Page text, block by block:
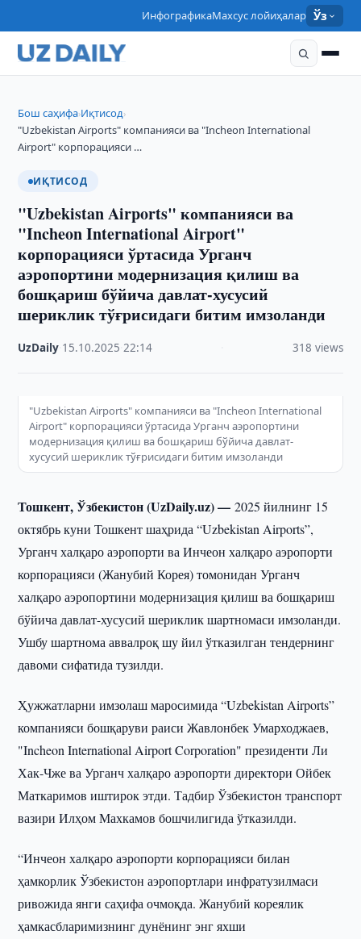
ИнфографикаМахсус лойиҳалар Ўз
Бош саҳифа›Иқтисод›
"Uzbekistan Airports" компанияси ва "Incheon International
Airport" корпорацияси …
ИҚТИСОД
"Uzbekistan Airports" компанияси ва
"Incheon International Airport"
корпорацияси ўртасида Урганч
аэропортини модернизация қилиш ва
бошқариш бўйича давлат-хусусий
шериклик тўғрисидаги битим имзоланди
UzDaily 15.10.2025 ·22:14 318 views
"Uzbekistan Airports" компанияси ва "Incheon International
Airport" корпорацияси ўртасида Урганч аэропортини
модернизация қилиш ва бошқариш бўйича давлат-
хусусий шериклик тўғрисидаги битим имзоланди
Тошкент, Ўзбекистон (UzDaily.uz) —2025 йилнинг 15
октябрь куни Тошкент шаҳрида “Uzbekistan Airports”,
Урганч халқаро аэропорти ва Инчеон халқаро аэропорти
корпорацияси (Жанубий Корея) томонидан Урганч
халқаро аэропортини модернизация қилиш ва бошқариш
бўйича давлат-хусусий шериклик шартномаси имзоланди.
Ушбу шартнома аввалроқ шу йил ўтказилган тендернинг
давоми сифатида тузилди.
Ҳужжатларни имзолаш маросимида “Uzbekistan Airports”
компанияси бошқаруви раиси Жавлонбек Умарходжаев,
"Incheon International Airport Corporation" президенти Ли
Хак-Чже ва Урганч халқаро аэропорти директори Ойбек
Маткаримов иштирок этди. Тадбир Ўзбекистон транспорт
вазири Илҳом Махкамов бошчилигида ўтказилди.
“Инчеон халқаро аэропорти корпорацияси билан
ҳамкорлик Ўзбекистон аэропортлари инфратузилмаси
ривожида янги саҳифа очмоқда. Жанубий кореялик
ҳамкасбларимизнинг дунёнинг энг яхши